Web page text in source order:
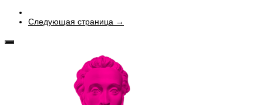
Следующая страница →